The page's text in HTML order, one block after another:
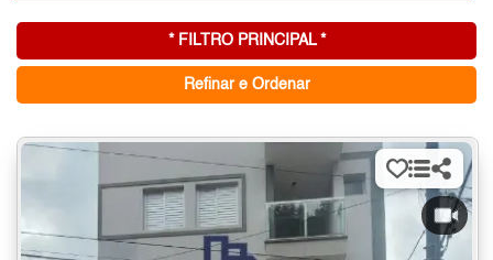
* FILTRO PRINCIPAL *
Refinar e Ordenar